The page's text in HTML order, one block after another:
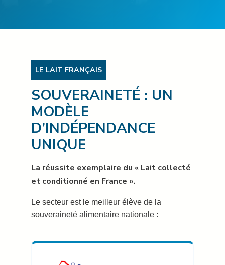
LE LAIT FRANÇAIS
SOUVERAINETÉ : UN
MODÈLE
D’INDÉPENDANCE
UNIQUE
La réussite exemplaire du « Lait collecté
et conditionné en France ».
Le secteur est le meilleur élève de la
souveraineté alimentaire nationale :